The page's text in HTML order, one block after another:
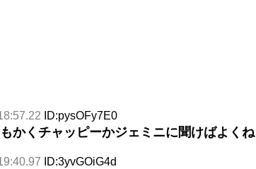
ID:pysOFy7E0
かくチャッピーかジェミニに聞けばよくね
ID:3yvGOiG4d